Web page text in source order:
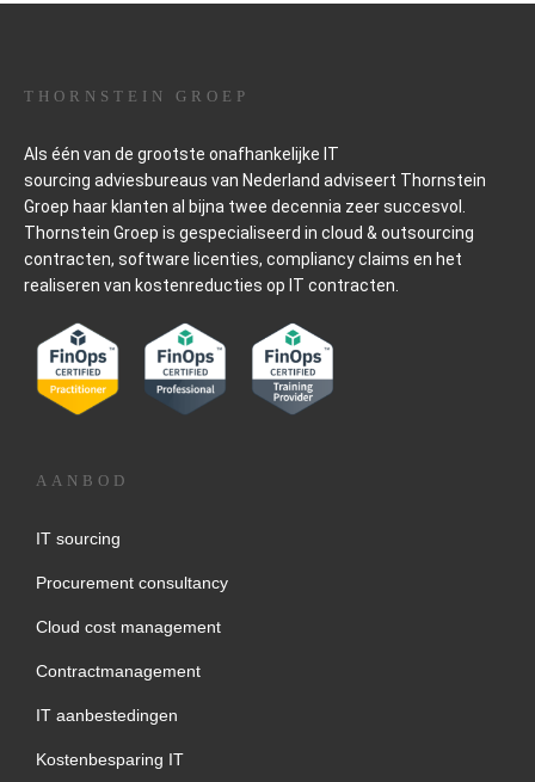
THORNSTEIN GROEP
Als één van de grootste onafhankelijke IT
sourcing adviesbureaus van Nederland adviseert Thornstein
Groep haar klanten al bijna twee decennia zeer succesvol.
Thornstein Groep is gespecialiseerd in cloud & outsourcing
contracten, software licenties, compliancy claims en het
realiseren van kostenreducties op IT contracten.
AANBOD
IT sourcing
Procurement consultancy
Cloud cost management
Contractmanagement
IT aanbestedingen
Kostenbesparing IT